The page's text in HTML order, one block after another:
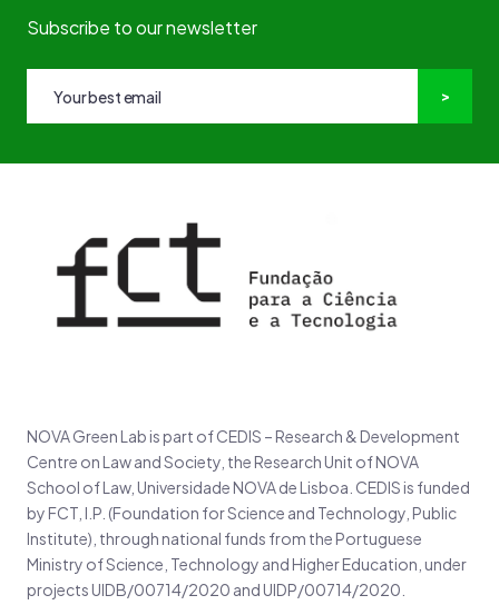
NOVA Green Lab is part of CEDIS – Research & Development
Centre on Law and Society, the Research Unit of NOVA
School of Law, Universidade NOVA de Lisboa. CEDIS is funded
by FCT, I.P. (Foundation for Science and Technology, Public
Institute), through national funds from the Portuguese
Ministry of Science, Technology and Higher Education, under
projects UIDB/00714/2020 and UIDP/00714/2020.
Subscribe to our newsletter